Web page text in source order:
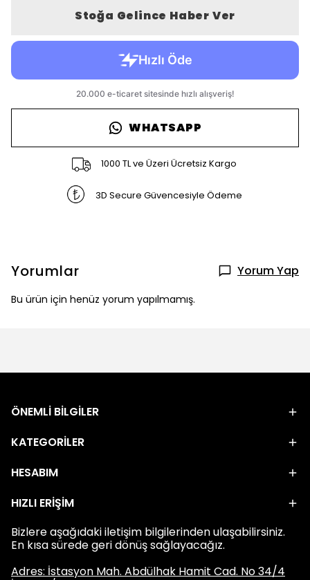
Stoğa Gelince Haber Ver
WHATSAPP
1000 TL ve Üzeri Ücretsiz Kargo
3D Secure Güvencesiyle Ödeme
Yorumlar Yorum Yap
Bu ürün için henüz yorum yapılmamış.
ÖNEMLİ BİLGİLER
KATEGORİLER
HESABIM
HIZLI ERİŞİM
Bizlere aşağıdaki iletişim bilgilerinden ulaşabilirsiniz.
En kısa sürede geri dönüş sağlayacağız.
Adres: İstasyon Mah. Abdülhak Hamit Cad. No 34/4